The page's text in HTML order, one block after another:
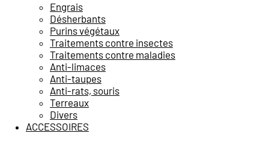
Engrais
Désherbants
Purins végétaux
Traitements contre insectes
Traitements contre maladies
Anti-limaces
Anti-taupes
Anti-rats, souris
Terreaux
Divers
ACCESSOIRES